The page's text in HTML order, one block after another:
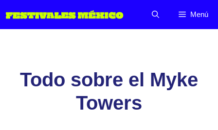
al
Menú
Todo sobre el Myke
Towers